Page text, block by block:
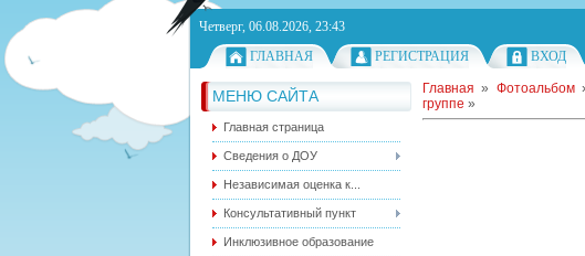
Четверг, 06.08.2026, 23:43
ГЛАВНАЯ
РЕГИСТРАЦИЯ ВХОД
МЕНЮ САЙТА
Главная страница
Сведения о ДОУ
Независимая оценка к...
Консультативный пункт
Инклюзивное образование
Главная » Фотоальбом
группе »